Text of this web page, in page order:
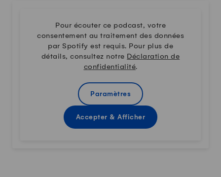
Pour écouter ce podcast, votre
consentement au traitement des données
par Spotify est requis. Pour plus de
détails, consultez notre Déclaration de
confidentialité.
Paramètres
Accepter & Afficher